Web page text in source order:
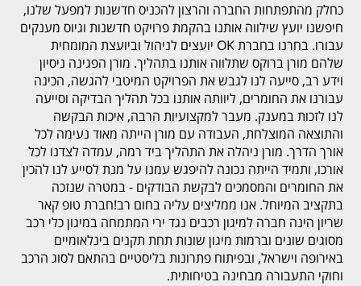
כחלק מהתפתחות החברה והרצון להכניס חדשנות למפעל שלנו,
חיפשנו יועץ שילווה אותנו בהקמת פרויקט חדשנות וגיוס מענקים
עבורו. בחרנו בחברת OK יועצים לניהול וביועצת המומחית
שלהם מורן ברוקס שתלווה אותנו בתהליך. מורן הפגינה ניסיון
וידע רב, סייעה לנו לגבש את הפרויקט המיטבי להגשה, הכינה
עבורנו את החומרים, ליוותה אותנו בכל תהליך הבדיקה וסייעה
לנו לזכות במענק. מעבר למקצועיות הרבה, איכות הבקשה
והתוצאה המוצלחת, העבודה עם מורן הייתה מאוד נעימה לכל
אורך הדרך. מורן ניהלה את התהליך ביד רמה, עמדה לצדנו לכל
אורכו, ותמיד הייתה נכונה להיפגש עמנו על מנת לסייע לנו להכין
את החומרים והמסמכים לבקשת הבודקים - במטרה שנזכה
בתקציב המיוחל. אנו ממליצים עליה בחום רב!חברת טופ קאר
שריון הינה חברה למיגון רכבים נגד ירי המתמחה במיגון כלי רכב
מסוגים שונים וברמות מיגון שונות תחת תקנים בינלאומיים
באירופה וישראל, ובפיתוח פתרונות בליסטיים בהתאם לסוג הרכב
וחוקי התעבורה מבחינה בטיחותית.